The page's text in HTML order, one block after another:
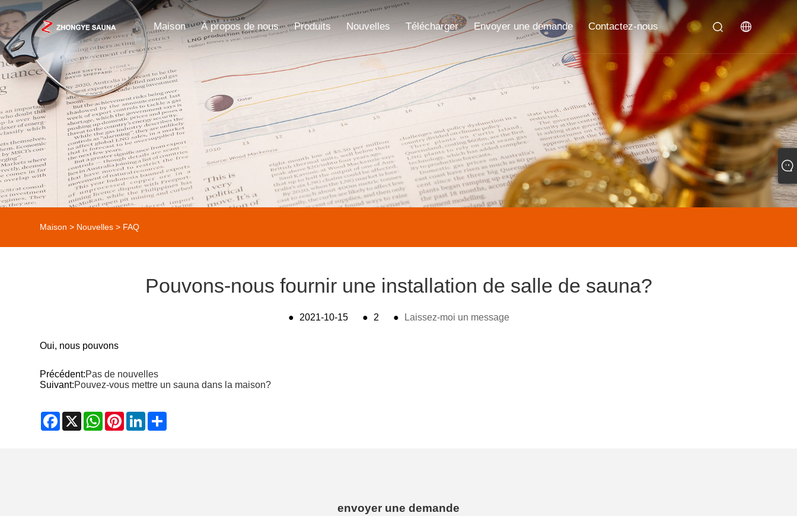
Maison À propos de nous Produits Nouvelles Télécharger Envoyer une demande Contactez-nous
Maison > Nouvelles > FAQ
Pouvons-nous fournir une installation de salle de sauna?
● 2021-10-15 ● 2 ● Laissez-moi un message
Oui, nous pouvons
Précédent:Pas de nouvelles
Suivant:Pouvez-vous mettre un sauna dans la maison?
Facebook
X WhatsApp
PinterestLinkedIn
envoyer une demande